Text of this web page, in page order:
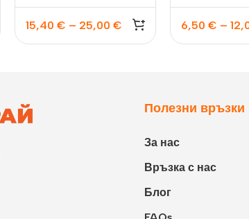
15,40 € – 25,00 € 6,50 € –
Полезни връзки
За нас
Връзка с нас
Блог